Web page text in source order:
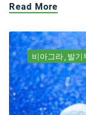
Read More
비아그라 발기